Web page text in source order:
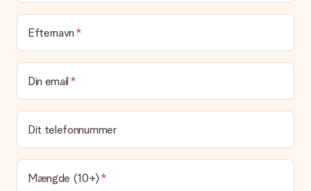
Leveringstid, leveringsmuligheder og
leveringsomkostninger
Kan jeg vælge en leveringsdato?
Det er ikke muligt at vælge en bestemt leveringsdato.
Hvad er leveringstiden, og hvornår modtager jeg min
Leveringstiden findes på gavens produktside. Du kan stole på,
at vores postfirma leverer din gave på denne dag.
Hvilke leveringsmuligheder kan jeg vælge?
I øjeblikket er det ikke (endnu) muligt at vælge en
Efternavn
Din email
Dit telefonnummer
Mængde (10+)